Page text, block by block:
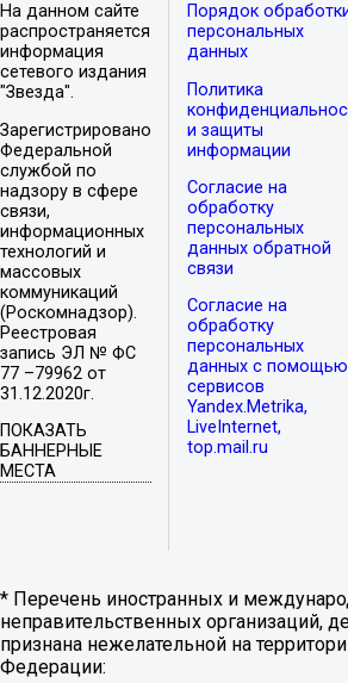
На данном сайте
распространяется
информация
сетевого издания
"Звезда".
Зарегистрировано
Федеральной
службой по
надзору в сфере
связи,
информационных
технологий и
массовых
коммуникаций
(Роскомнадзор).
Реестровая
запись ЭЛ № ФС
77 –79962 от
31.12.2020г.
ПОКАЗАТЬ
БАННЕРНЫЕ
МЕСТА
Порядок
персональных
данных
Политика
и защиты
информации
Согласие на
обработку
персональных
данных обратной
связи
Согласие на
обработку
персональных
данных с помощью
сервисов
Yandex.Metrika,
LiveInternet,
top.mail.ru
* Перечень иностранных и
неправительственных организаций,
признана нежелательной на
Федерации: